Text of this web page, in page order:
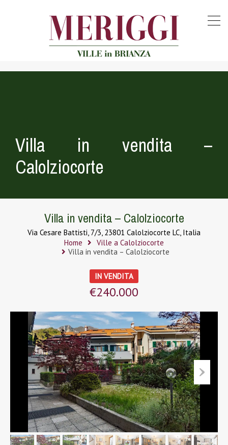
Villa in vendita –
Calolziocorte
Villa in vendita – Calolziocorte
Via Cesare Battisti, 7/3, 23801 Calolziocorte LC, Italia
Home
Ville a Calolziocorte
Villa in vendita – Calolziocorte
IN VENDITA
€240.000